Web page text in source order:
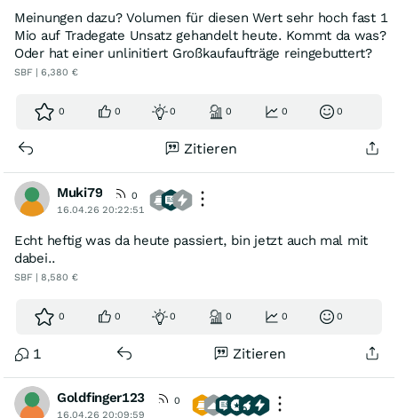
Meinungen dazu? Volumen für diesen Wert sehr hoch fast 1
Mio auf Tradegate Unsatz gehandelt heute. Kommt da was?
Oder hat einer unlinitiert Großkaufaufträge reingebuttert?
SBF | 6,380 €
0 0 0 0 0 0
Zitieren
Muki79
0
16.04.26 20:22:51
Echt heftig was da heute passiert, bin jetzt auch mal mit
dabei..
SBF | 8,580 €
0 0 0 0 0 0
1 Zitieren
Goldfinger123
0
16.04.26 20:09:59